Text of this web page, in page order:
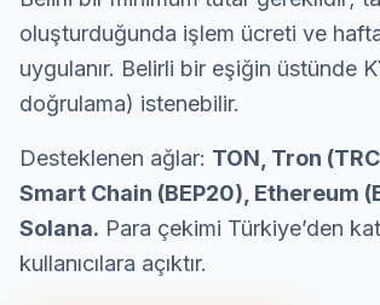
oluşturduğunda işlem ücreti ve
uygulanır. Belirli bir eşiğin üstünde
doğrulama) istenebilir.
Desteklenen ağlar: TON, Tron
Smart Chain (BEP20), Ethereum
Solana. Para çekimi Türkiye’den
kullanıcılara açıktır.